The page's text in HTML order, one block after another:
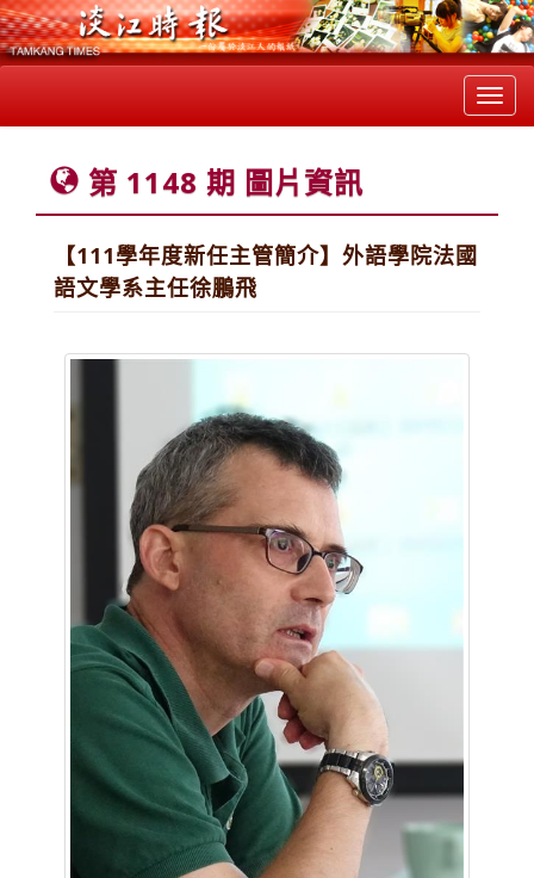
第 1148 期 圖片資訊
【111學年度新任主管簡介】外語學院法國
語文學系主任徐鵬飛